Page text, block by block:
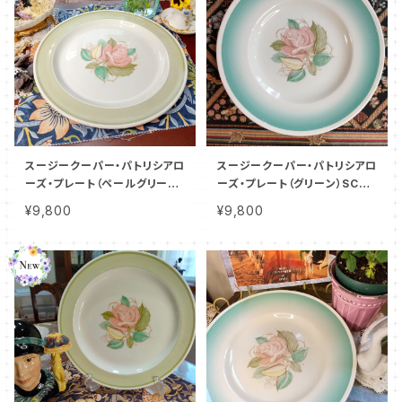
スージークーパー・パトリシアロ
ーズ・プレート（ペールグリー
¥9,800
スージークーパー・パトリシアロ
ーズ・プレート（グリーン）SCPA
¥9,800